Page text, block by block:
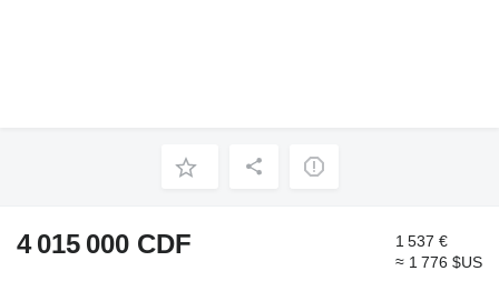
4 015 000 CDF
1 537 €
≈ 1 776 $US